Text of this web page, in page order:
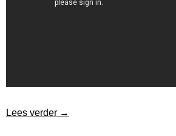
Lees verder Politiek debat bij Pauw en
→